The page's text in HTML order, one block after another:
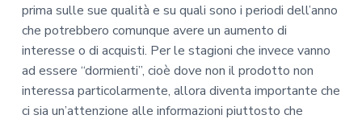
prima sulle sue qualità e su quali sono i periodi dell’anno
che potrebbero comunque avere un aumento di
interesse o di acquisti. Per le stagioni che invece vanno
ad essere “dormienti”, cioè dove non il prodotto non
interessa particolarmente, allora diventa importante che
ci sia un’attenzione alle informazioni piuttosto che